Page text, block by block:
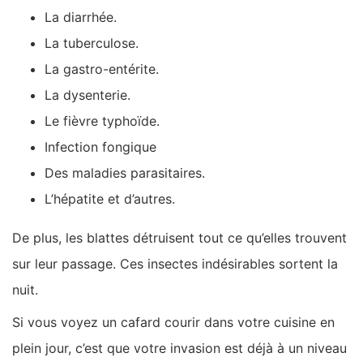
La diarrhée.
La tuberculose.
La gastro-entérite.
La dysenterie.
Le fièvre typhoïde.
Infection fongique
Des maladies parasitaires.
L’hépatite et d’autres.
De plus, les blattes détruisent tout ce qu’elles trouvent
sur leur passage. Ces insectes indésirables sortent la
nuit.
Si vous voyez un cafard courir dans votre cuisine en
plein jour, c’est que votre invasion est déjà à un niveau